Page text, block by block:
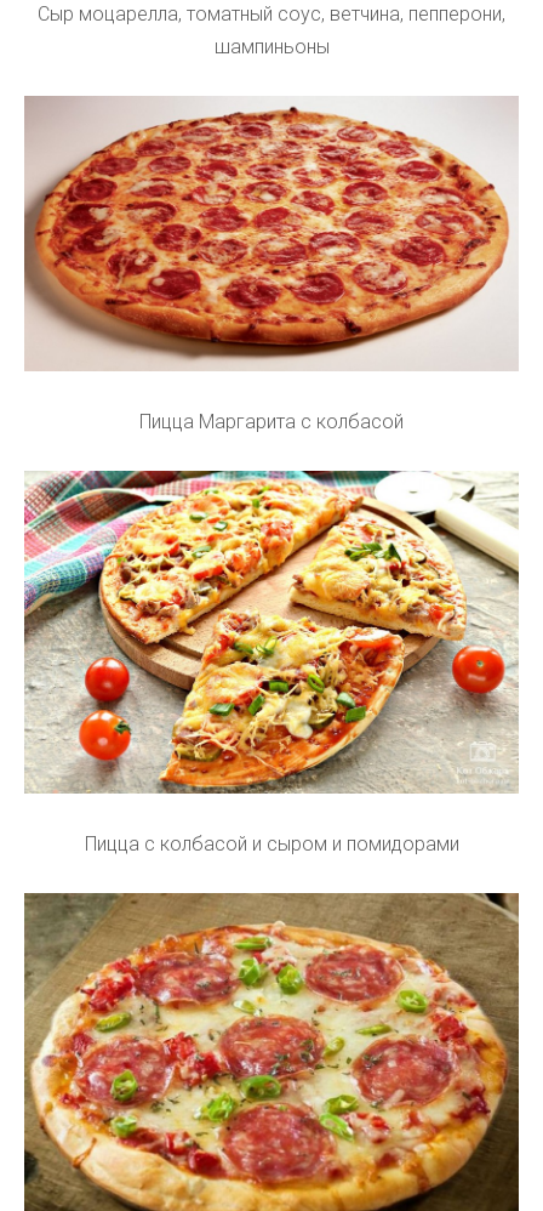
Сыр моцарелла, томатный соус, ветчина, пепперони,
шампиньоны
Пицца Маргарита с колбасой
Пицца с колбасой и сыром и помидорами